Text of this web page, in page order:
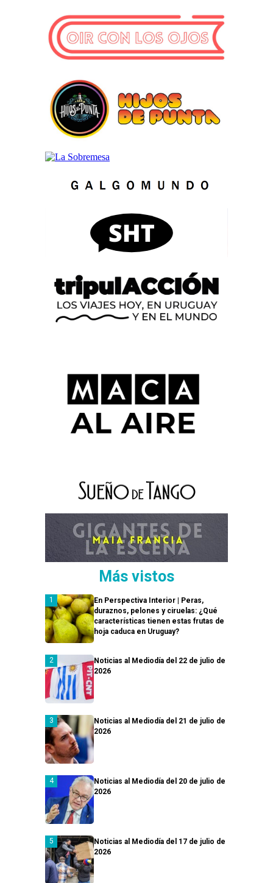
Más vistos
En Perspectiva Interior | Peras,
duraznos, pelones y ciruelas: ¿Qué
características tienen estas frutas de
hoja caduca en Uruguay?
Noticias al Mediodía del 22 de julio de
2026
Noticias al Mediodía del 21 de julio de
2026
Noticias al Mediodía del 20 de julio de
2026
Noticias al Mediodía del 17 de julio de
2026